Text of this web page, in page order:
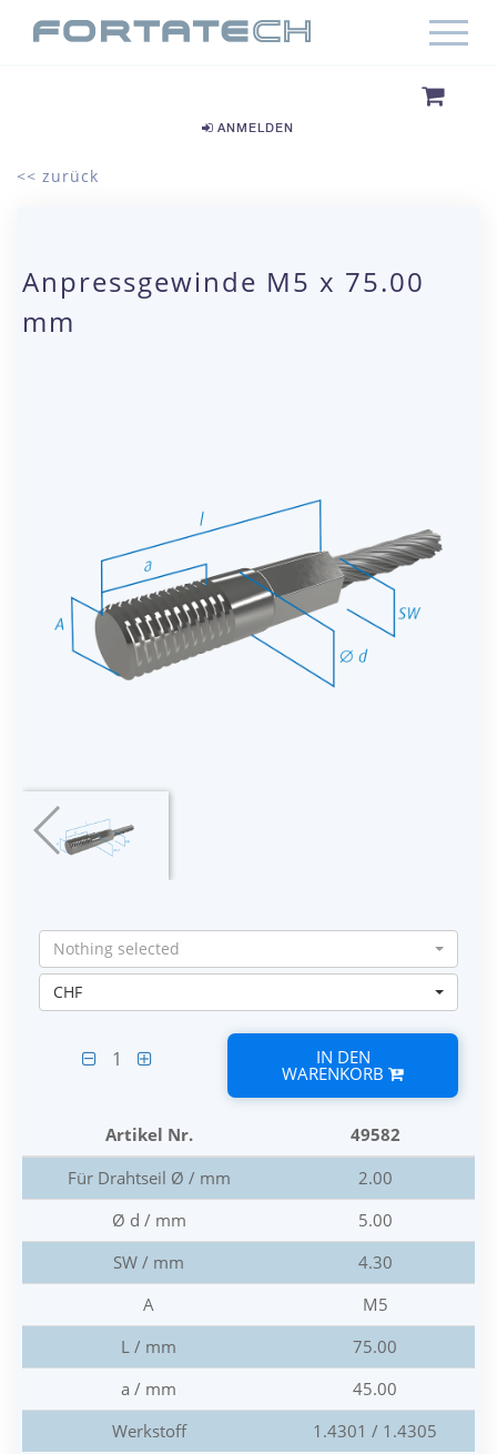
ANMELDEN
<< zurück
Anpressgewinde M5 x 75.00
mm
Nothing selected
CHF
1 IN DEN
WARENKORB
Artikel Nr.
49582
Für Drahtseil Ø / mm
2.00
Ø d / mm
5.00
SW / mm
4.30
A
M5
L / mm
75.00
a / mm
45.00
Werkstoff
1.4301 / 1.4305